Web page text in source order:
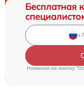
Бесплатная
Нажимая на кнопку